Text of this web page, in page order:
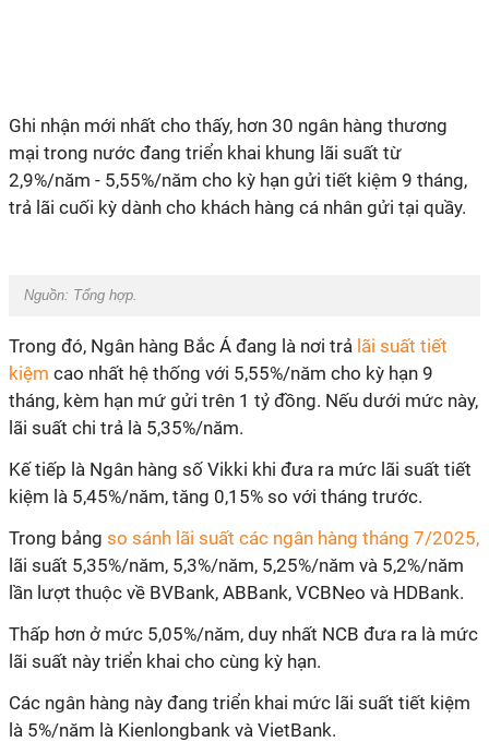
Ghi nhận mới nhất cho thấy, hơn 30 ngân hàng thương
mại trong nước đang triển khai khung lãi suất từ
2,9%/năm - 5,55%/năm cho kỳ hạn gửi tiết kiệm 9 tháng,
trả lãi cuối kỳ dành cho khách hàng cá nhân gửi tại quầy.
Nguồn: Tổng hợp.
Trong đó, Ngân hàng Bắc Á đang là nơi trả lãi suất tiết
kiệm cao nhất hệ thống với 5,55%/năm cho kỳ hạn 9
tháng, kèm hạn mứ gửi trên 1 tỷ đồng. Nếu dưới mức này,
lãi suất chi trả là 5,35%/năm.
Kế tiếp là Ngân hàng số Vikki khi đưa ra mức lãi suất tiết
kiệm là 5,45%/năm, tăng 0,15% so với tháng trước.
Trong bảng so sánh lãi suất các ngân hàng tháng 7/2025,
lãi suất 5,35%/năm, 5,3%/năm, 5,25%/năm và 5,2%/năm
lần lượt thuộc về BVBank, ABBank, VCBNeo và HDBank.
Thấp hơn ở mức 5,05%/năm, duy nhất NCB đưa ra là mức
lãi suất này triển khai cho cùng kỳ hạn.
Các ngân hàng này đang triển khai mức lãi suất tiết kiệm
là 5%/năm là Kienlongbank và VietBank.